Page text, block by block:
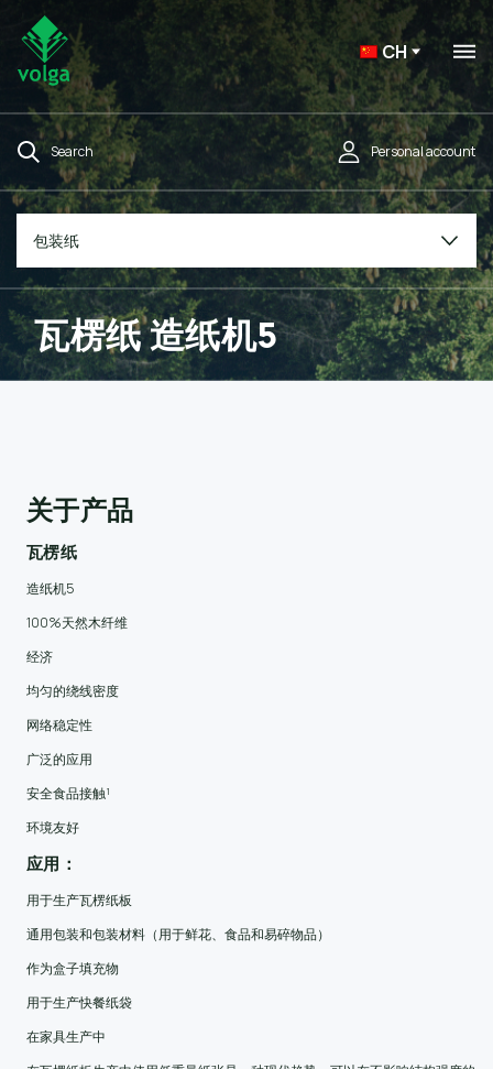
CH
Search Personal account
包装纸
瓦楞纸 造纸机5
关于产品
瓦楞纸
造纸机5
100%天然木纤维
经济
均匀的绕线密度
网络稳定性
广泛的应用
安全食品接触¹
环境友好
应用：
用于生产瓦楞纸板
通用包装和包装材料（用于鲜花、食品和易碎物品）
作为盒子填充物
用于生产快餐纸袋
在家具生产中